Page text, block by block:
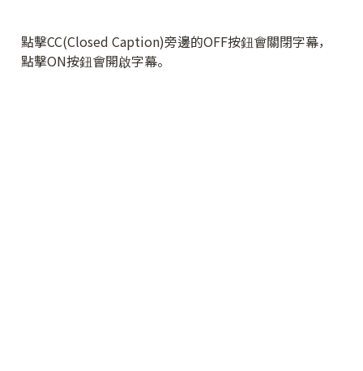
點擊CC(Closed Caption)旁邊的OFF按鈕會關閉字幕，
點擊ON按鈕會開啟字幕。